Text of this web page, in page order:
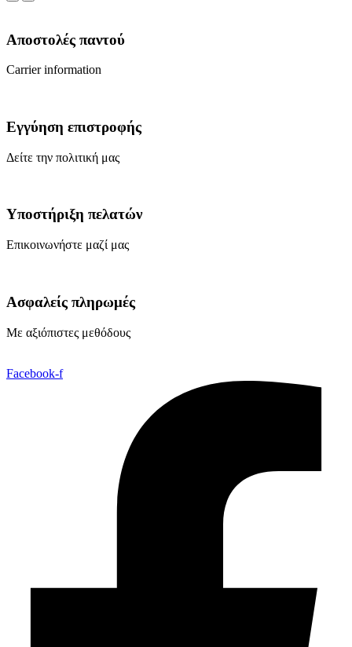
Αποστολές παντού
Carrier information
Εγγύηση επιστροφής
Δείτε την πολιτική μας
Υποστήριξη πελατών
Επικοινωνήστε μαζί μας
Ασφαλείς πληρωμές
Με αξιόπιστες μεθόδους
Facebook-f